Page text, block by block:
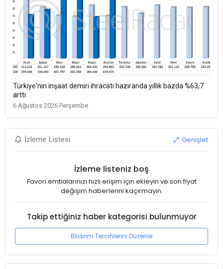
Türkiye'nin inşaat demiri ihracatı haziranda yıllık bazda %63,7
arttı
6 Ağustos 2026 Perşembe
İzleme Listesi Genişlet
İzleme listeniz boş
Favori emtialarınızı hızlı erişim için ekleyin ve son fiyat
değişim haberlerini kaçırmayın.
Takip ettiğiniz haber kategorisi bulunmuyor
Bildirim Tercihlerini Düzenle